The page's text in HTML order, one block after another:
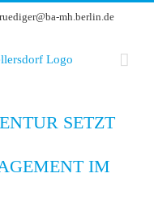
mh.berlin.de
SETZT
IM